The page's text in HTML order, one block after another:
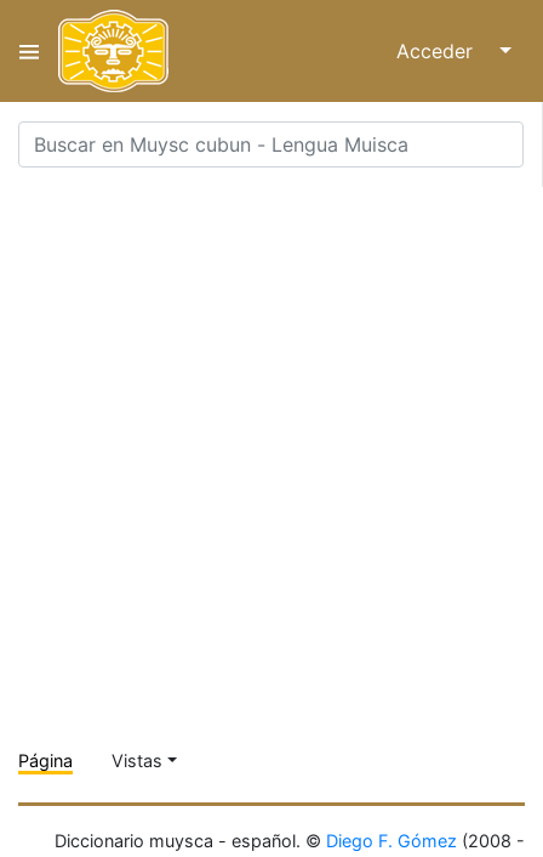
Acceder ↓
Página Vistas
Diccionario muysca - español. © Diego F. Gómez (2008 -